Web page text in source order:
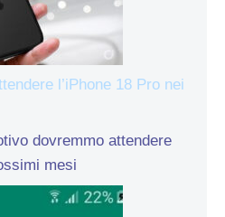
l’iPhone 18 Pro nei
dovremmo attendere
mesi